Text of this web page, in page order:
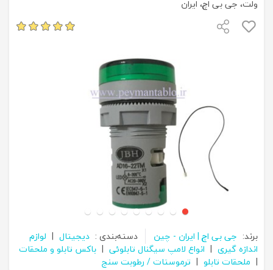
ولت، جی بی اچ، ایران
برند: جی بی اچ | ایران - چین دسته‌بندی : دیجیتال | لوازم
اندازه گیری | انواع لامپ سیگنال تابلوئی | باکس تابلو و ملحقات
| ملحقات تابلو | ترموستات / رطوبت سنج